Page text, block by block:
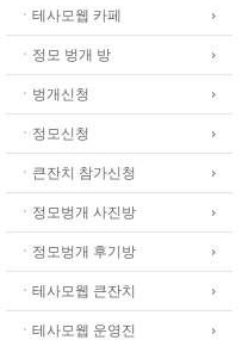
ㆍ테사모웹 카페
ㆍ정모 벙개 방
ㆍ벙개신청
ㆍ정모신청
ㆍ큰잔치 참가신청
ㆍ정모벙개 사진방
ㆍ정모벙개 후기방
ㆍ테사모웹 큰잔치
ㆍ테사모웹 운영진